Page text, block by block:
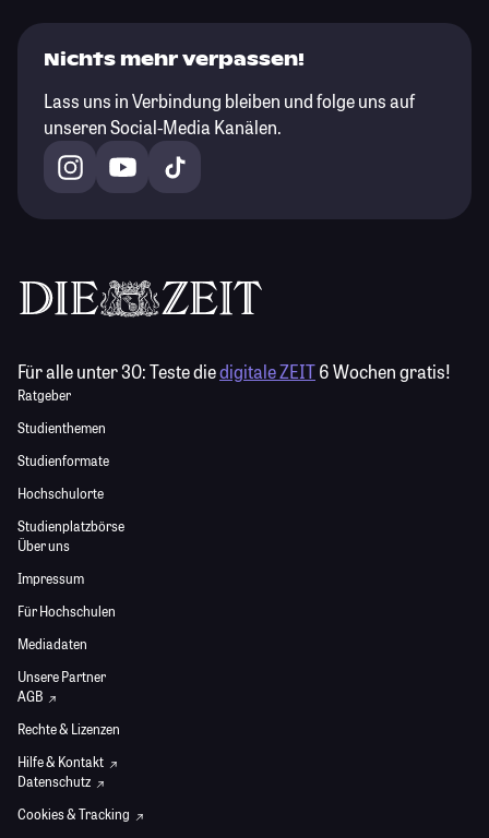
Nichts mehr verpassen!
Lass uns in Verbindung bleiben und folge uns auf
unseren Social-Media Kanälen.
Für alle unter 30:Teste diedigitale ZEIT6 Wochen gratis!
Ratgeber
Studienthemen
Studienformate
Hochschulorte
Studienplatzbörse
Über uns
Impressum
Für Hochschulen
Mediadaten
Unsere Partner
AGB
Rechte & Lizenzen
Hilfe & Kontakt
Datenschutz
Cookies & Tracking